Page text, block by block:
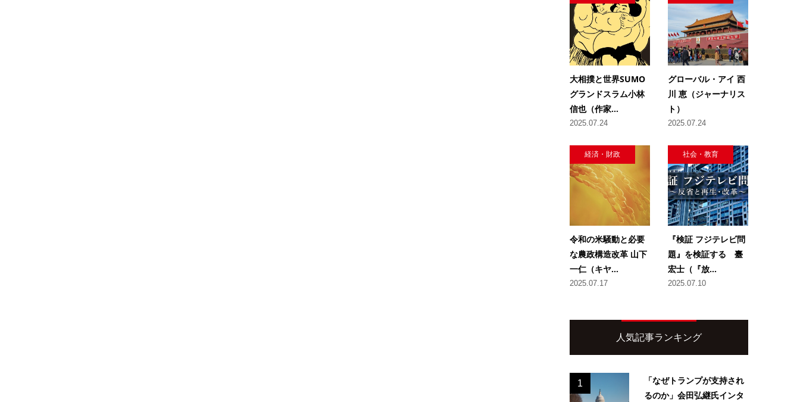
大相撲と世界SUMO
グランドスラム小林
信也（作家...
2025.07.24
グローバル・アイ 西
川 恵（ジャーナリス
ト）
2025.07.24
経済・財政
令和の米騒動と必要
な農政構造改革 山下
一仁（キヤ...
2025.07.17
社会・教育
『検証 フジテレビ問
題』を検証する 臺
宏士（『放...
2025.07.10
人気記事ランキング
1
「なぜトランプが支持され
るのか」会田弘継氏インタ